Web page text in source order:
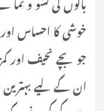
خوشی کا احساس اور
جو بچے نحیف اور
ان کے لیے